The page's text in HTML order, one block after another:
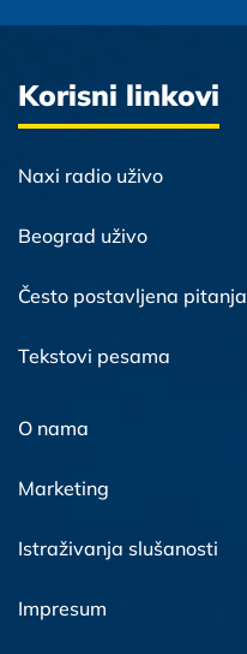
Korisni linkovi
Naxi radio uživo
Beograd uživo
Često postavljena pitanja
Tekstovi pesama
O nama
Marketing
Istraživanja slušanosti
Impresum